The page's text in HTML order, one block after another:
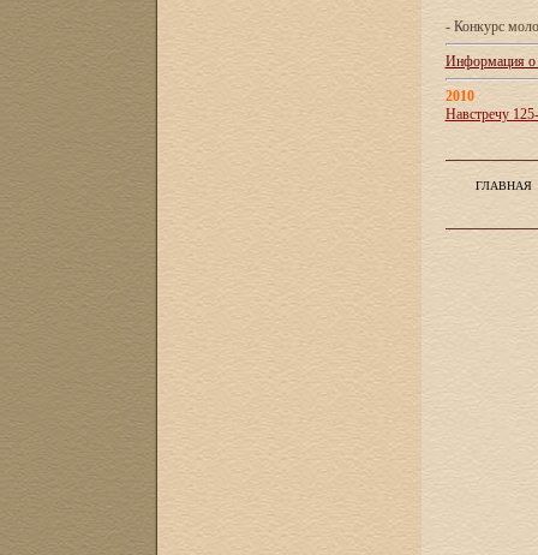
- Конкурс
Информация о
2010
Навстречу
ГЛАВНАЯ